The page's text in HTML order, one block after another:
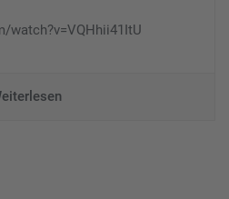
watch?v=VQHhii41ItU